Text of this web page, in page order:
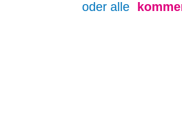
oder alle